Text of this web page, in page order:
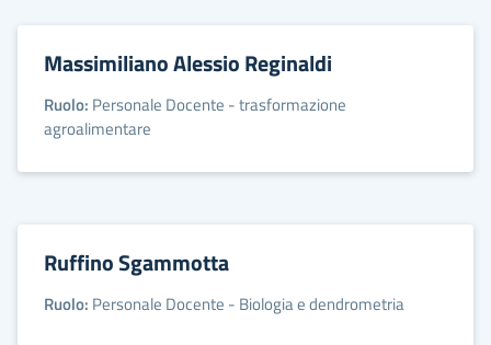
Massimiliano Alessio Reginaldi
Ruolo: Personale Docente - trasformazione
agroalimentare
Ruffino Sgammotta
Ruolo: Personale Docente - Biologia e dendrometria